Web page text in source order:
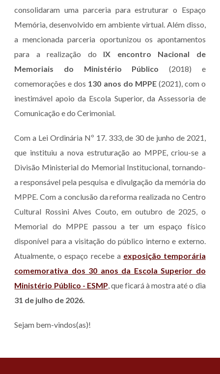
consolidaram uma parceria para estruturar o Espaço
Memória,desenvolvido em ambiente virtual. Além disso,
a mencionada parceria oportunizou os apontamentos
para a realização do IX encontro Nacional de
Memoriais do Ministério Público (2018) e
comemorações e dos 130 anos do MPPE (2021), com o
inestimável apoio da Escola Superior, da Assessoria de
Comunicação e do Cerimonial.
Com a Lei Ordinária Nº 17. 333, de 30 de junho de 2021,
que instituiu a nova estruturação ao MPPE, criou-se a
Divisão Ministerial do Memorial Institucional, tornando-
a responsável pela pesquisa e divulgação da memória do
MPPE. Com a conclusão da reforma realizada no Centro
Cultural Rossini Alves Couto, em outubro de 2025, o
Memorial do MPPE passou a ter um espaço físico
disponível para a visitação do público interno e externo.
Atualmente, o espaço recebe a exposição temporária
comemorativa dos 30 anos da Escola Superior do
Ministério Público - ESMP, que ficará à mostra até o dia
31 de julho de 2026.
Sejam bem-vindos(as)!